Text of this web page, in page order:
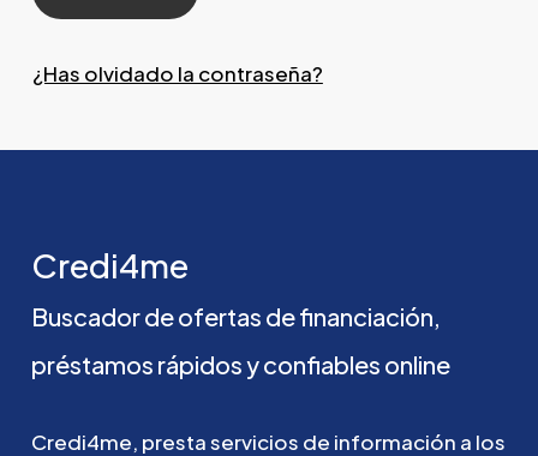
¿Has olvidado la contraseña?
Credi4me
Buscadordeofertas definanciación,
préstamos rápidosyconfiables online
Credi4me, prestaservicios de información a los